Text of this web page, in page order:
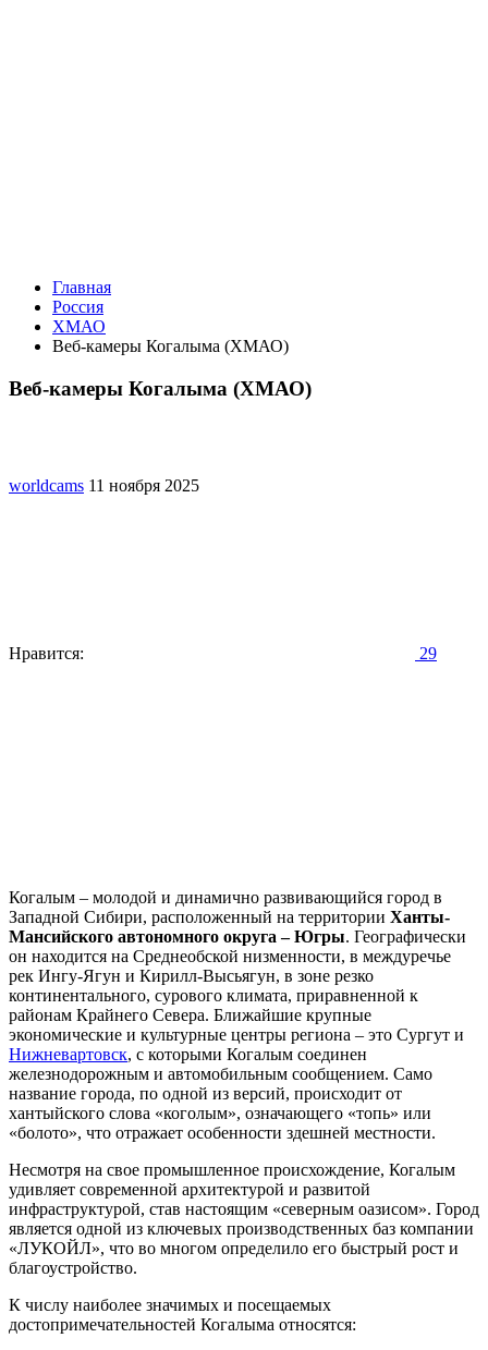
Главная
Россия
ХМАО
Веб-камеры Когалыма (ХМАО)
Веб-камеры Когалыма (ХМАО)
worldcams 11 ноября 2025
Нравится: 29
Когалым – молодой и динамично развивающийся город в
Западной Сибири, расположенный на территории Ханты-
Мансийского автономного округа – Югры. Географически
он находится на Среднеобской низменности, в междуречье
рек Ингу-Ягун и Кирилл-Высьягун, в зоне резко
континентального, сурового климата, приравненной к
районам Крайнего Севера. Ближайшие крупные
экономические и культурные центры региона – это Сургут и
Нижневартовск, с которыми Когалым соединен
железнодорожным и автомобильным сообщением. Само
название города, по одной из версий, происходит от
хантыйского слова «коголым», означающего «топь» или
«болото», что отражает особенности здешней местности.
Несмотря на свое промышленное происхождение, Когалым
удивляет современной архитектурой и развитой
инфраструктурой, став настоящим «северным оазисом». Город
является одной из ключевых производственных баз компании
«ЛУКОЙЛ», что во многом определило его быстрый рост и
благоустройство.
К числу наиболее значимых и посещаемых
достопримечательностей Когалыма относятся: